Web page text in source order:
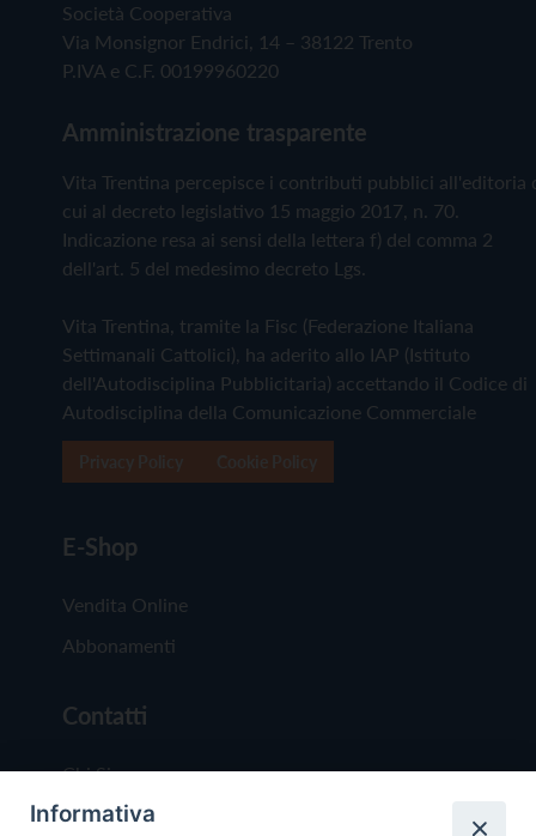
Società Cooperativa
Via Monsignor Endrici, 14 – 38122 Trento
P.IVA e C.F. 00199960220
Amministrazione trasparente
Vita Trentina percepisce i contributi pubblici all'editoria
cui al decreto legislativo 15 maggio 2017, n. 70.
Indicazione resa ai sensi della lettera f) del comma 2
dell'art. 5 del medesimo decreto Lgs.
Vita Trentina, tramite la Fisc (Federazione Italiana
Settimanali Cattolici), ha aderito allo IAP (Istituto
dell'Autodisciplina Pubblicitaria) accettando il Codice di
Autodisciplina della Comunicazione Commerciale
E-Shop
Vendita Online
Abbonamenti
Contatti
Chi Siamo
Redazione
Informativa